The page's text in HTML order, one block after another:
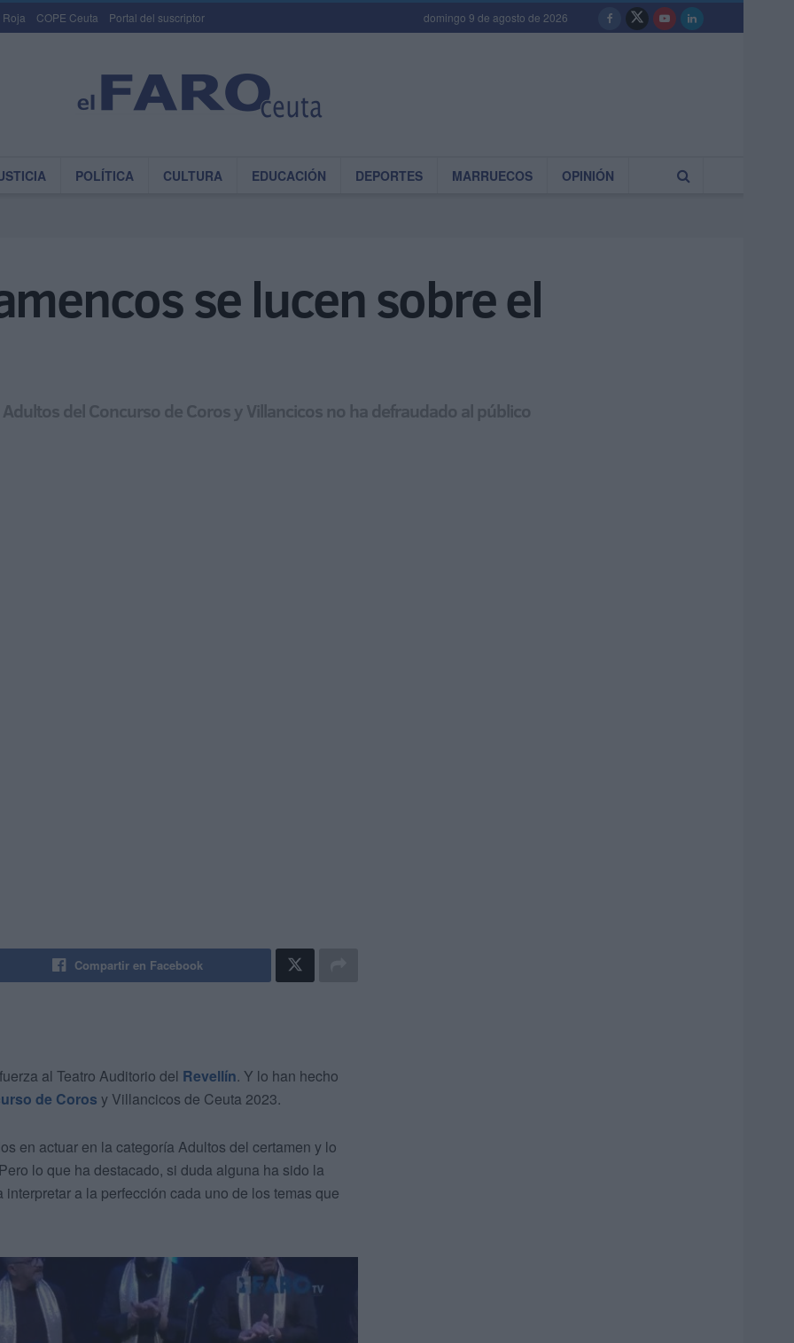
Roja COPE Ceuta Portal del suscriptor domingo 9 de agosto de 2026
POLÍTICA CULTURA EDUCACIÓN DEPORTES MARRUECOS OPINIÓN
se lucen sobre el
del Concurso de Coros y Villancicos no ha defraudado al público
Compartir en Facebook
al Teatro Auditorio del Revellín. Y lo han hecho
de Coros y Villancicos de Ceuta 2023.
en actuar en la categoría Adultos del certamen y lo
lo que ha destacado, si duda alguna ha sido la
a la perfección cada uno de los temas que